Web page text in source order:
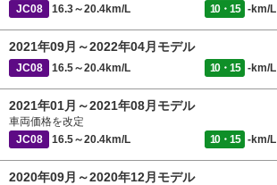
JC08
16.3～20.4km/L 10・15 -km/L
2021年09月～2022年04月モデル
JC08 16.5～20.4km/L 10・15 -km/L
2021年01月～2021年08月モデル
車両価格を改定
JC08
16.5～20.4km/L 10・15 -km/L
2020年09月～2020年12月モデル